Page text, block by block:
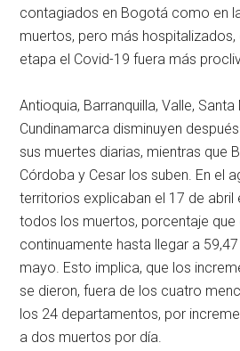
contagiados en Bogotá como en
muertos, pero más
etapa el Covid-19 fuera más
Antioquia, Barranquilla, Valle,
Cundinamarca disminuyen
sus muertes diarias, mientras que
Córdoba y Cesar los suben. En el
territorios explicaban el 17 de abril
todos los muertos, porcentaje
continuamente hasta llegar a
mayo. Esto implica, que los
se dieron, fuera de los cuatro
los 24 departamentos, por
a dos muertos por día.